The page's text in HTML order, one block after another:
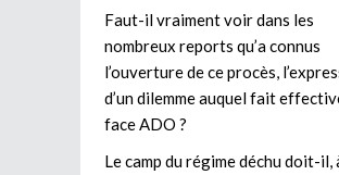
Faut-il vraiment voir dans les
nombreux reports qu’a connus
l’ouverture de ce procès,
d’un dilemme auquel fait
face ADO ?
Le camp du régime déchu doit-il,